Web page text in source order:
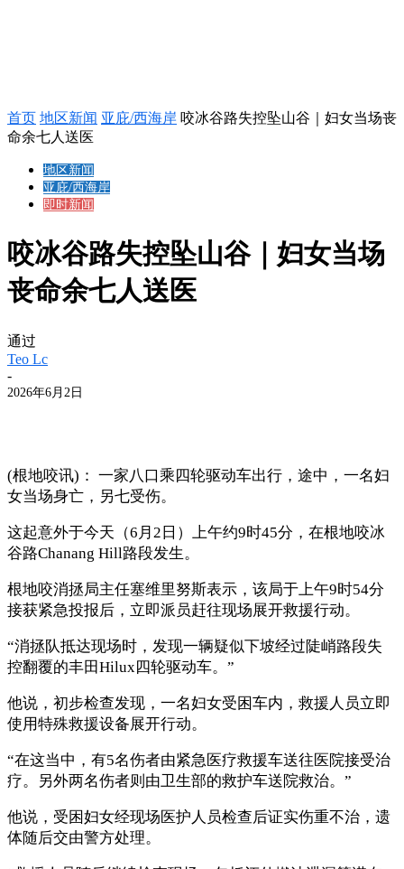
首页 地区新闻 亚庇/西海岸 咬冰谷路失控坠山谷｜妇女当场丧
命余七人送医
地区新闻
亚庇/西海岸
即时新闻
咬冰谷路失控坠山谷｜妇女当场
丧命余七人送医
通过
Teo Lc
-
2026年6月2日
(根地咬讯)： 一家八口乘四轮驱动车出行，途中，一名妇
女当场身亡，另七受伤。
这起意外于今天（6月2日）上午约9时45分，在根地咬冰
谷路Chanang Hill路段发生。
根地咬消拯局主任塞维里努斯表示，该局于上午9时54分
接获紧急投报后，立即派员赶往现场展开救援行动。
“消拯队抵达现场时，发现一辆疑似下坡经过陡峭路段失
控翻覆的丰田Hilux四轮驱动车。”
他说，初步检查发现，一名妇女受困车内，救援人员立即
使用特殊救援设备展开行动。
“在这当中，有5名伤者由紧急医疗救援车送往医院接受治
疗。另外两名伤者则由卫生部的救护车送院救治。”
他说，受困妇女经现场医护人员检查后证实伤重不治，遗
体随后交由警方处理。